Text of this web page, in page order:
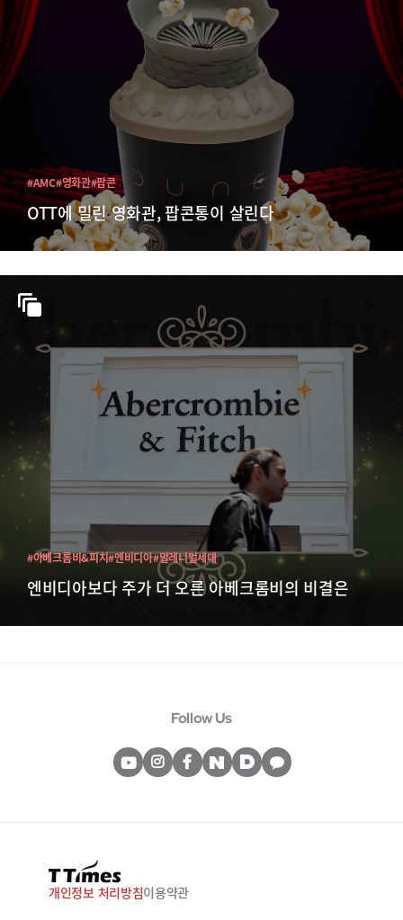
OTT에 밀린 영화관, 팝콘통이 살린다
#AMC#영화관#팝콘
엔비디아보다 주가 더 오른 아베크롬비의 비결은
#아베크롬비&피치#엔비디아#밀레니얼세대
Follow Us
개인정보 처리방침이용약관